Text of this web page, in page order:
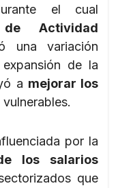
el cual
Actividad
una variación
de la
a mejorar los
vulnerables.
por la
los salarios
que